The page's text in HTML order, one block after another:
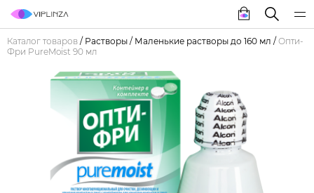
Каталог товаров / Растворы / Маленькие растворы до 160 мл / Опти-
Фри PureMoist 90 мл